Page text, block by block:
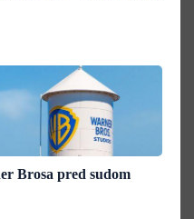
Brosa pred sudom